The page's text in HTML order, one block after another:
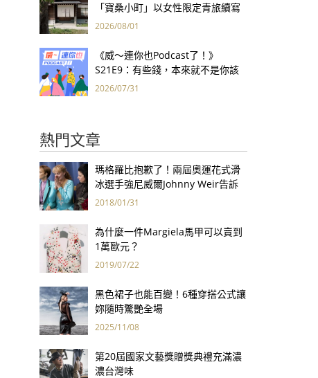
「寶桑小町」以女性限定青旅續寫
台東老屋記憶
2026/08/01
《威～連你也Podcast了！》
S21E9：有些錢，本來就不是你該
賺的——讀《一個投機者的告白》
2026/07/31
熱門文章
瑪格羅比抱歉了！兩屆奧運花式滑
冰選手強尼威爾Johnny Weir告訴
你 為何不該看《老娘叫譚雅》
2018/01/31
為什麼一件Margiela馬甲可以賣到
1萬歐元？
2019/07/22
黑色裙子也能百變！6種穿搭公式讓
妳隨時驚艷全場
2025/11/08
第20屆國家文藝獎贈獎典禮充滿濃
濃台灣味